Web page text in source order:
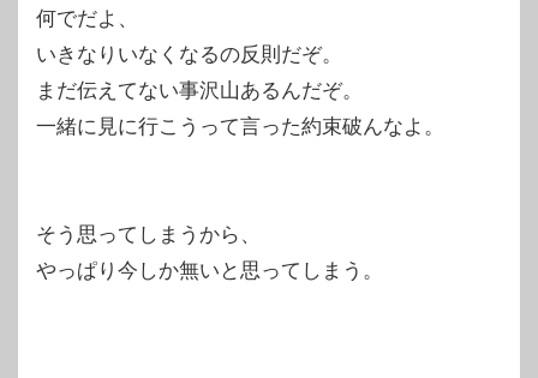
何でだよ、
いきなりいなくなるの反則だぞ。
まだ伝えてない事沢山あるんだぞ。
一緒に見に行こうって言った約束破んなよ。
そう思ってしまうから、
やっぱり今しか無いと思ってしまう。